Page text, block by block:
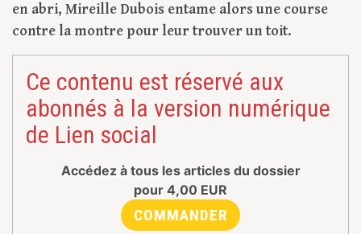
en abri, Mireille Dubois entame alors une course
contre la montre pour leur trouver un toit.
Ce contenu est réservé aux
abonnés à la version numérique
de Lien social
Accédez à tous les articles du dossier
pour 4,00 EUR
COMMANDER